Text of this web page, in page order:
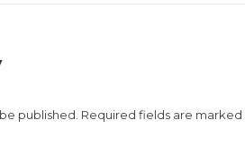
published. Required fields are marked